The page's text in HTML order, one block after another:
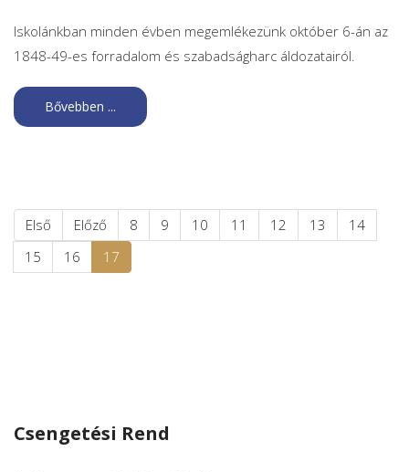
Iskolánkban minden évben megemlékezünk október 6-án az
1848-49-es forradalom és szabadságharc áldozatairól.
Bővebben ...
Első Előző 8 9 10 11 12 13
14
15
16 17
Csengetési Rend